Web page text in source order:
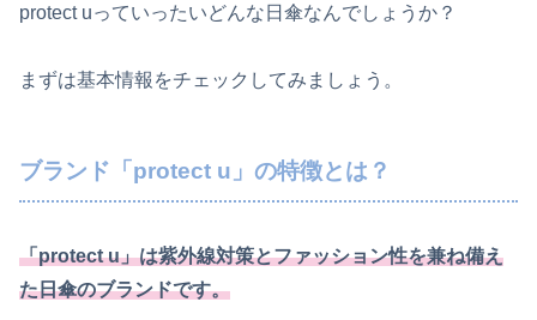
protect uっていったいどんな日傘なんでしょうか？
まずは基本情報をチェックしてみましょう。
ブランド「protect u」の特徴とは？
「protect u」は紫外線対策とファッション性を兼ね備え
た日傘のブランドです。